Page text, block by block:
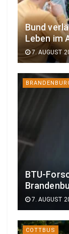
Bund
Leben im
7. AUGUST
BTU-
7. AUGUST
COTTBUS